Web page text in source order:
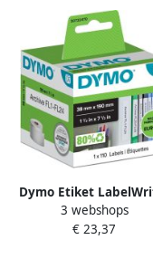
Dymo Etiket
multifunctioneel
1 rolá 110 stuks wit
3 webshops
€ 23,37